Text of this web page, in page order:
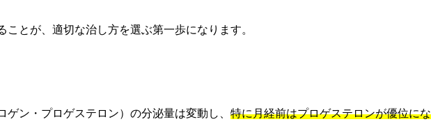
とが、適切な治し方を選ぶ第一歩になります。
ン・プロゲステロン）の分泌量は変動し、 特に月経前はプロゲステロンが優位にな